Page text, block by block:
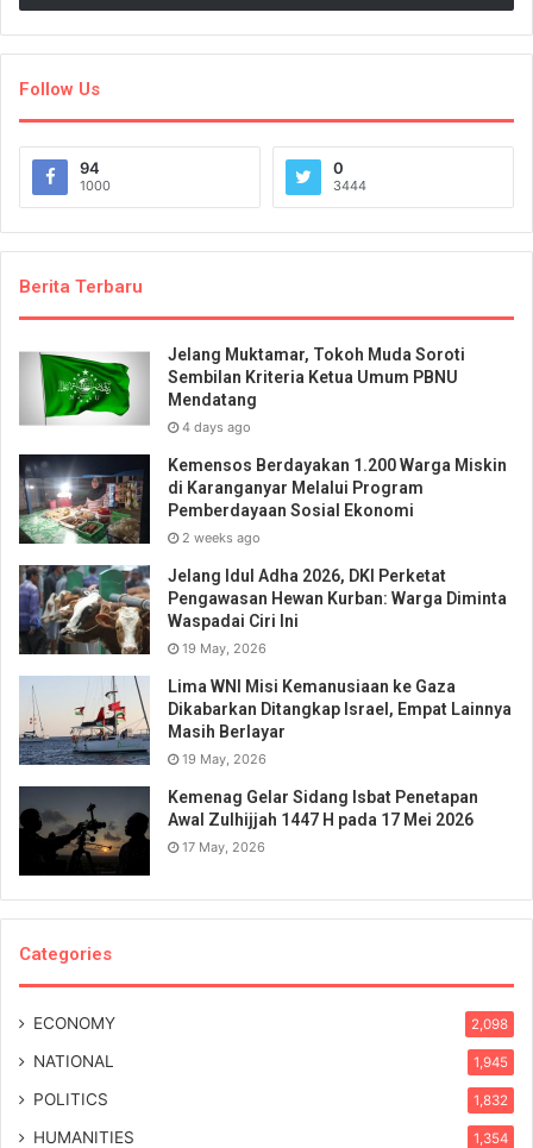
Follow Us
94
1000
0
3444
Berita Terbaru
Jelang Muktamar, Tokoh Muda Soroti
Sembilan Kriteria Ketua Umum PBNU
Mendatang
4 days ago
Kemensos Berdayakan 1.200 Warga Miskin
di Karanganyar Melalui Program
Pemberdayaan Sosial Ekonomi
2 weeks ago
Jelang Idul Adha 2026, DKI Perketat
Pengawasan Hewan Kurban: Warga Diminta
Waspadai Ciri Ini
19 May, 2026
Lima WNI Misi Kemanusiaan ke Gaza
Dikabarkan Ditangkap Israel, Empat Lainnya
Masih Berlayar
19 May, 2026
Kemenag Gelar Sidang Isbat Penetapan
Awal Zulhijjah 1447 H pada 17 Mei 2026
17 May, 2026
Categories
ECONOMY 2,098
NATIONAL 1,945
POLITICS 1,832
HUMANITIES 1,354